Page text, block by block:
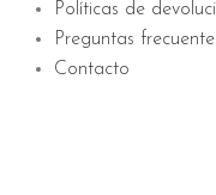
Políticas de
Preguntas
Contacto